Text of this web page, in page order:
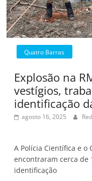
Quatro Barras
Explosão na
vestígios,
identificação
agosto 16, 2025
A Polícia Científica e
encontraram cerca de
identificação